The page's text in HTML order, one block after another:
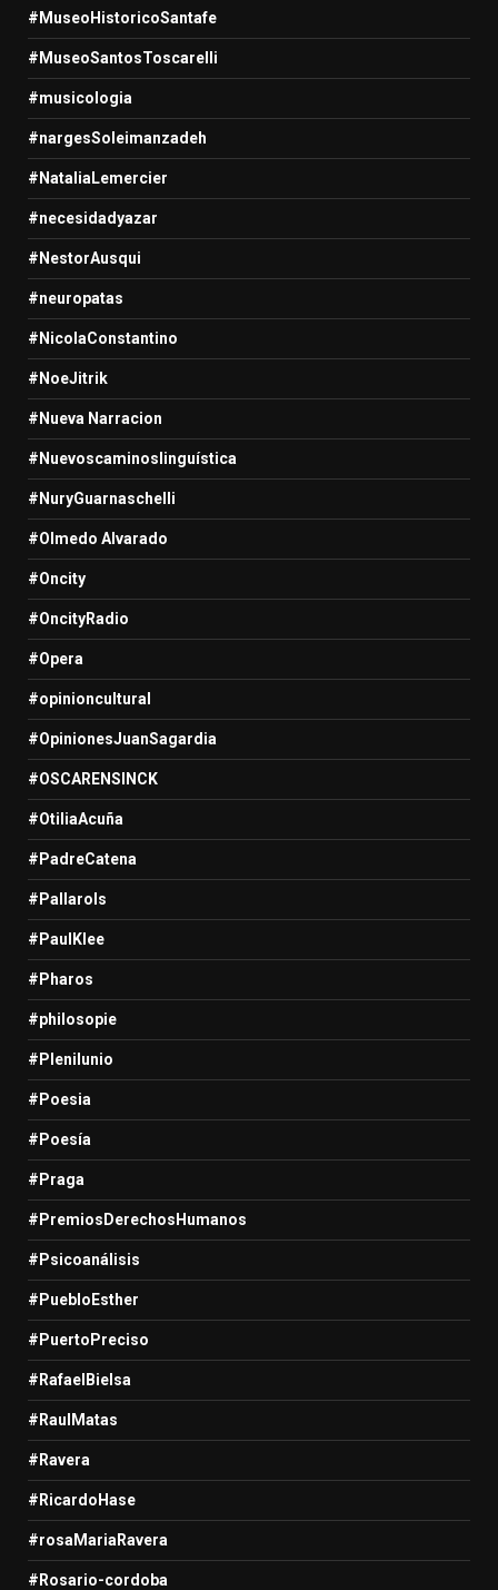
#MuseoHistoricoSantafe
#MuseoSantosToscarelli
#musicologia
#nargesSoleimanzadeh
#NataliaLemercier
#necesidadyazar
#NestorAusqui
#neuropatas
#NicolaConstantino
#NoeJitrik
#Nueva Narracion
#Nuevoscaminoslinguística
#NuryGuarnaschelli
#Olmedo Alvarado
#Oncity
#OncityRadio
#Opera
#opinioncultural
#OpinionesJuanSagardia
#OSCARENSINCK
#OtiliaAcuña
#PadreCatena
#Pallarols
#PaulKlee
#Pharos
#philosopie
#Plenilunio
#Poesia
#Poesía
#Praga
#PremiosDerechosHumanos
#Psicoanálisis
#PuebloEsther
#PuertoPreciso
#RafaelBielsa
#RaulMatas
#Ravera
#RicardoHase
#rosaMariaRavera
#Rosario-cordoba